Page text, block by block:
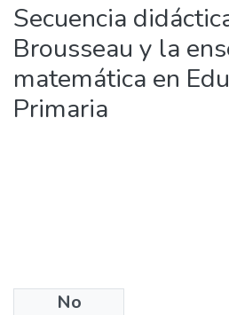
Secuencia
Brousseau y la
matemática en
Primaria
No